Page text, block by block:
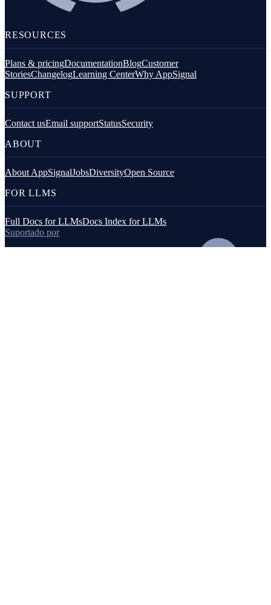
RESOURCES
Plans & pricingDocumentationBlogCustomer
StoriesChangelogLearning CenterWhy AppSignal
SUPPORT
Contact usEmail supportStatusSecurity
ABOUT
About AppSignalJobsDiversityOpen Source
FOR LLMS
Full Docs for LLMsDocs Index for LLMs
Suportado por